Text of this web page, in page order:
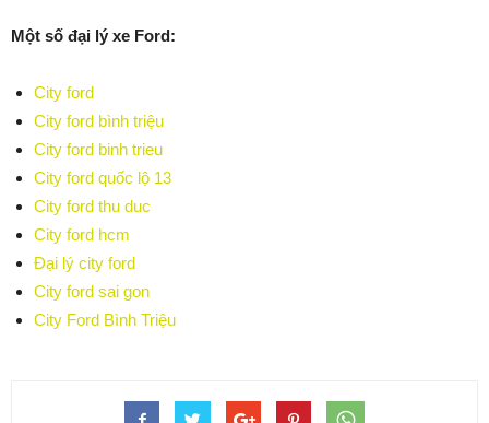
Một số đại lý xe Ford:
City ford
City ford bình triệu
City ford binh trieu
City ford quốc lộ 13
City ford thu duc
City ford hcm
Đại lý city ford
City ford sai gon
City Ford Bình Triệu